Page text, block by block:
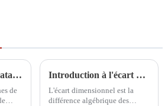
Les CMM comme catalyseurs du développement industriel
de
Introduction à l'écart dimensionnel
L'écart dimensionnel est la
différence algébrique des